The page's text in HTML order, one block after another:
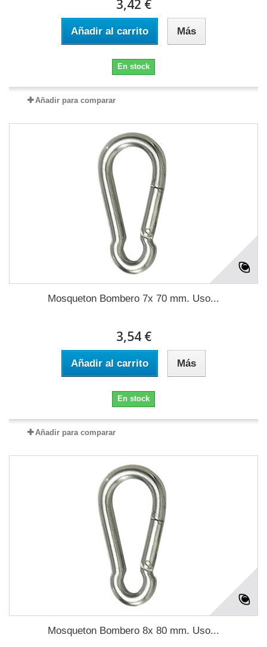
3,42 €
Añadir al carrito Más
En stock
Añadir para comparar
Mosqueton Bombero 7x 70 mm. Uso...
3,54 €
Añadir al carrito Más
En stock
Añadir para comparar
Mosqueton Bombero 8x 80 mm. Uso...